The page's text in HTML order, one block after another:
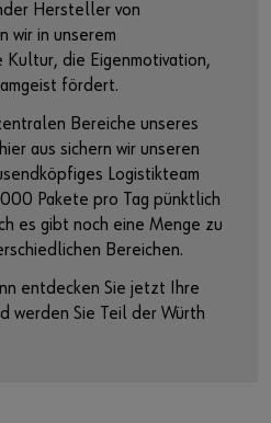
Hersteller von
wir in unserem
Kultur, die Eigenmotivation,
fördert.
Bereiche unseres
aus sichern wir unseren
Logistikteam
Pakete pro Tag pünktlich
es gibt noch eine Menge zu
Bereichen.
entdecken Sie jetzt Ihre
werden Sie Teil der Würth